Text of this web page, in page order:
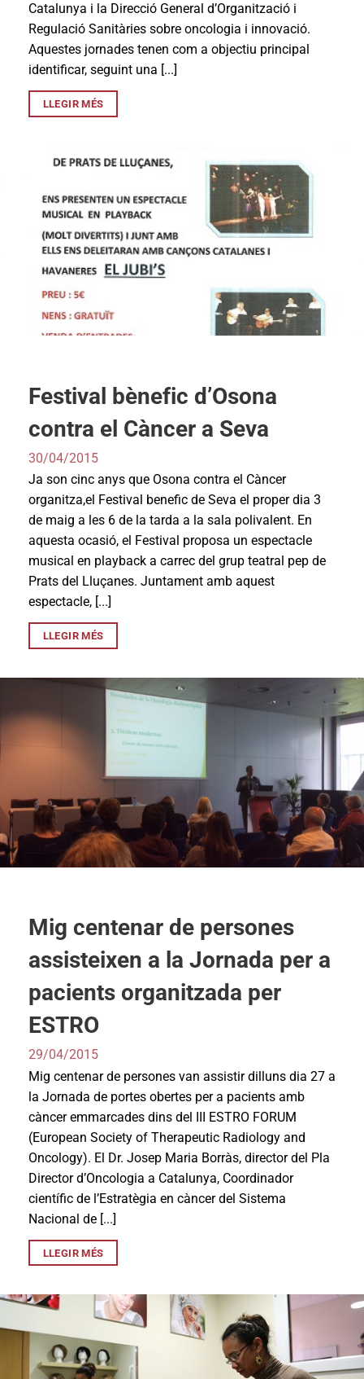
Catalunya i la Direcció General d’Organització i
Regulació Sanitàries sobre oncologia i innovació.
Aquestes jornades tenen com a objectiu principal
identificar, seguint una [...]
LLEGIR MÉS
Festival bènefic d’Osona
contra el Càncer a Seva
30/04/2015
Ja son cinc anys que Osona contra el Càncer
organitza,el Festival benefic de Seva el proper dia 3
de maig a les 6 de la tarda a la sala polivalent. En
aquesta ocasió, el Festival proposa un espectacle
musical en playback a carrec del grup teatral pep de
Prats del Lluçanes. Juntament amb aquest
espectacle, [...]
LLEGIR MÉS
Mig centenar de persones
assisteixen a la Jornada per a
pacients organitzada per
ESTRO
29/04/2015
Mig centenar de persones van assistir dilluns dia 27 a
la Jornada de portes obertes per a pacients amb
càncer emmarcades dins del III ESTRO FORUM
(European Society of Therapeutic Radiology and
Oncology). El Dr. Josep Maria Borràs, director del Pla
Director d’Oncologia a Catalunya, Coordinador
científic de l’Estratègia en càncer del Sistema
Nacional de [...]
LLEGIR MÉS